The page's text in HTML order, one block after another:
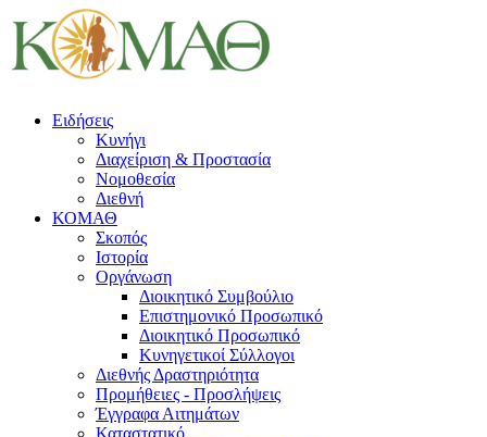
Ειδήσεις
Κυνήγι
Διαχείριση & Προστασία
Νομοθεσία
Διεθνή
ΚΟΜΑΘ
Σκοπός
Ιστορία
Οργάνωση
Διοικητικό Συμβούλιο
Επιστημονικό Προσωπικό
Διοικητικό Προσωπικό
Κυνηγετικοί Σύλλογοι
Διεθνής Δραστηριότητα
Προμήθειες - Προσλήψεις
Έγγραφα Αιτημάτων
Καταστατικό